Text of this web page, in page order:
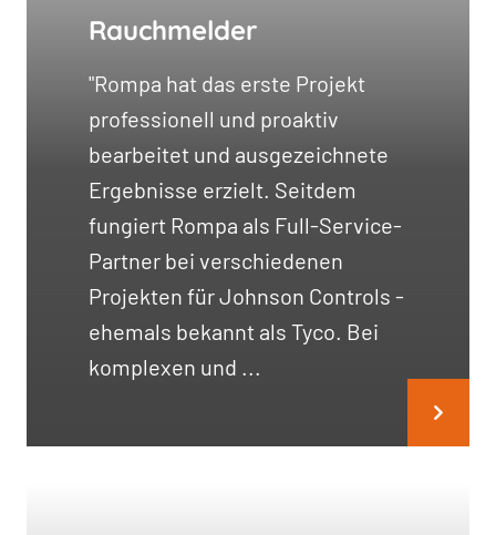
Rauchmelder
"Rompa hat das erste Projekt
professionell und proaktiv
bearbeitet und ausgezeichnete
Ergebnisse erzielt. Seitdem
fungiert Rompa als Full-Service-
Partner bei verschiedenen
Projekten für Johnson Controls -
ehemals bekannt als Tyco. Bei
komplexen und ...